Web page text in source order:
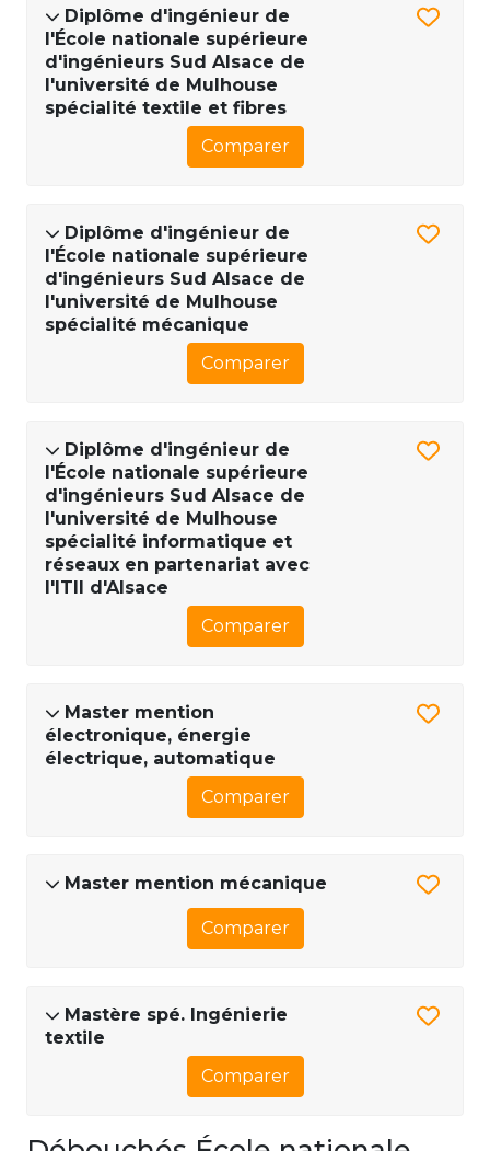
Diplôme d'ingénieur de
l'École nationale supérieure
d'ingénieurs Sud Alsace de
l'université de Mulhouse
spécialité textile et fibres
Comparer
Diplôme d'ingénieur de
l'École nationale supérieure
d'ingénieurs Sud Alsace de
l'université de Mulhouse
spécialité mécanique
Comparer
Diplôme d'ingénieur de
l'École nationale supérieure
d'ingénieurs Sud Alsace de
l'université de Mulhouse
spécialité informatique et
réseaux en partenariat avec
l'ITII d'Alsace
Comparer
Master mention
électronique, énergie
électrique, automatique
Comparer
Master mention mécanique
Comparer
Mastère spé. Ingénierie
textile
Comparer